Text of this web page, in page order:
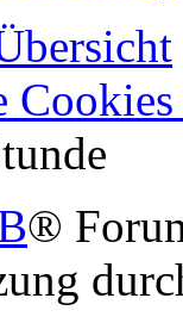
Cookies
®